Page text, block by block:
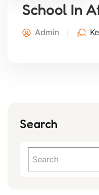
School In
Admin
Search